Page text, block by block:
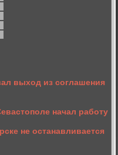
выход из соглашения
начал работу
не останавливается